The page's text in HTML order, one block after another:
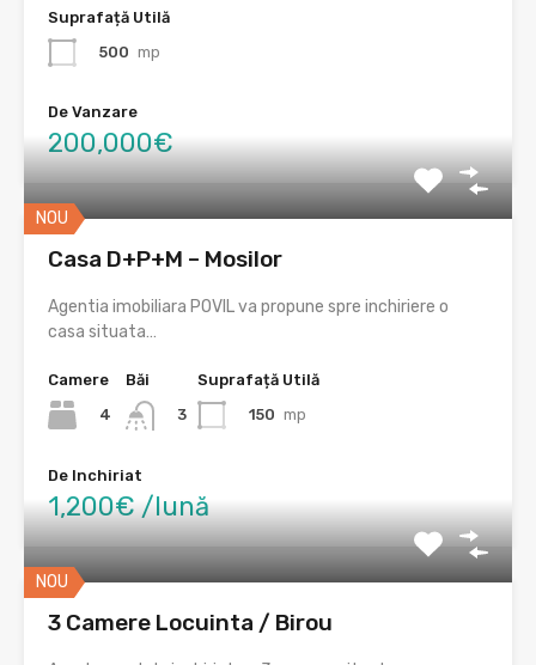
Suprafață Utilă
500 mp
De Vanzare
200,000€
NOU
Casa D+P+M – Mosilor
Agentia imobiliara POVIL va propune spre inchiriere o
casa situata…
Camere
4
Băi
3
Suprafață Utilă
150 mp
De Inchiriat
1,200€ /lună
NOU
3 Camere Locuinta / Birou